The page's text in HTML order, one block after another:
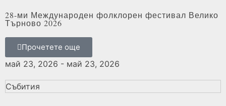
28-ми Международен фолклорен фестивал Велико
Търново 2026
Прочетете още
май 23, 2026 - май 23, 2026
Събития